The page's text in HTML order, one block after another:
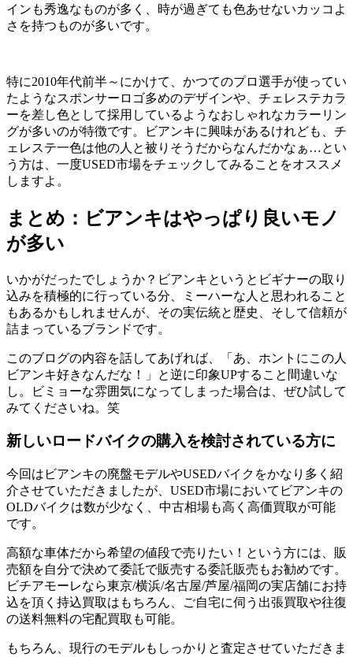
インも秀逸なものが多く、時が過ぎても色あせないカッコよ
さを持つものが多いです。
特に2010年代前半～にかけて、かつてのプロ選手が使ってい
たようなスポンサーロゴ多めのデザインや、チェレステカラ
ーを差し色として採用しているようなおしゃれなカラーリン
グが多いのが特徴です。ビアンキに興味があるけれども、チ
ェレステ一色は他の人と被りそうだからなんだかなぁ…とい
う方は、一度USED市場をチェックしてみることをオススメ
しますよ。
まとめ：ビアンキはやっぱり良いモノ
が多い
いかがだったでしょうか？ビアンキというとビギナーの取り
込みを積極的に行っている分、ミーハーな人と思われること
もあるかもしれませんが、その実伝統と歴史、そして信頼が
詰まっているブランドです。
このブログの内容を話してあげれば、「あ、ホントにこの人
ビアンキ好きなんだな！」と逆に印象UPすること間違いな
し。ビミョーな雰囲気になってしまった場合は、ぜひ試して
みてくださいね。笑
新しいロードバイクの購入を検討されている方に
今回はビアンキの廃盤モデルやUSEDバイクをかなり多く紹
介させていただきましたが、USED市場においてビアンキの
OLDバイクは数が少なく、中古相場も高く高価買取が可能
です。
高額な車体だから希望の値段で売りたい！という方には、販
売額を自分で決めて委託で販売する委託販売もお勧めです。
ビチアモーレなら東京/横浜/名古屋/芦屋/福岡の実店舗にお持
込を頂く持込買取はもちろん、ご自宅に伺う出張買取や往復
の送料無料の宅配買取も可能。
もちろん、現行のモデルもしっかりと査定させていただきま